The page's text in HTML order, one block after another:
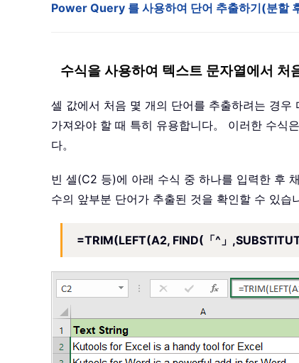
Power Query 를 사용하여 단어 추출하기(분할
수식을 사용하여 텍스트 문자열에서 처
셀 값에서 처음 몇 개의 단어를 추출하려는 경
가져와야 할 때 특히 유용합니다。 이러한 수식
다。
빈 셀(C2 등)에 아래 수식 중 하나를 입력한 후
수의 앞부분 단어가 추출된 것을 확인할 수 있습
=TRIM(LEFT(A2, FIND(「^」